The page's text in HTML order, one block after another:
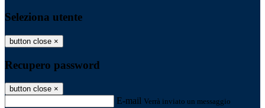
Seleziona utente
button close ×
Recupero password
button close ×
E-mail Verrà inviato un messaggio